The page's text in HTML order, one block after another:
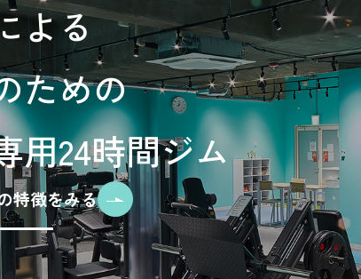
トップページ
お知らせ
ゾネスタイムズ
無料体験・見学予約
ご予約から無料体験・見学までの流れ
料金案内
入会手続きのご案内
お支払いについて
よくあるご質問
よる
ための
用24時間ジム
特徴をみる